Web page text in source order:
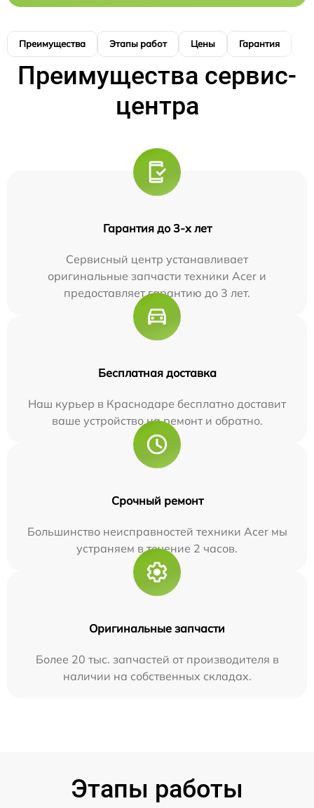
Преимущества Этапы работ Цены Гарантия
Преимущества сервис-
центра
Гарантия до 3-х лет
Сервисный центр устанавливает
оригинальные запчасти техники Acer и
предоставляет гарантию до 3 лет.
Бесплатная доставка
Наш курьер в Краснодаре бесплатно доставит
ваше устройство на ремонт и обратно.
Срочный ремонт
Большинство неисправностей техники Acer мы
устраняем в течение 2 часов.
Оригинальные запчасти
Более 20 тыс. запчастей от производителя в
наличии на собственных складах.
Этапы работы